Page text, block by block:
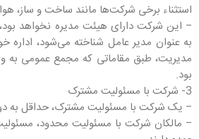
استثناء برخی شرکت‌ها مانند ساخت و ساز،
– این شرکت دارای هیئت مدیره نخواهد
به عنوان مدیر عامل شناخته می‌شود،
مدیریت، طبق مقاماتی که مجمع عمومی به
بود.
3- شرکت با مسئولیت مشترک
– یک شرکت با مسئولیت مشترک، حداقل به دو
– مالکان شرکت با مسئولیت محدود،